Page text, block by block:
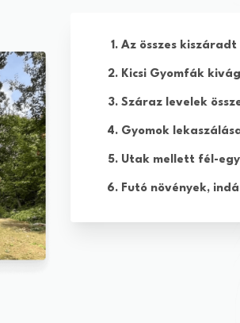
Az összes
Kicsi Gyomfák
Száraz levelek
Gyomok
Utak mellett fél-
Futó növények,